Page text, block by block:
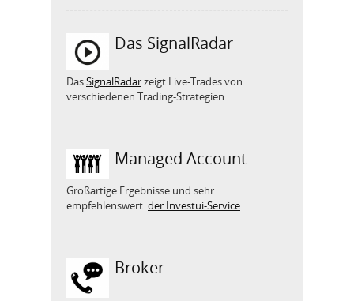
Das SignalRadar
DasSignalRadarzeigt Live-Trades von
verschiedenen Trading-Strategien.
Managed Account
Großartige Ergebnisse und sehr
empfehlenswert:der Investui-Service
Broker